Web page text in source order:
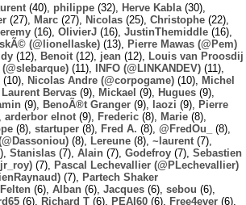
(40), philippe (32), Herve Kabla (30),
(27), Marc (27), Nicolas (25), Christophe (22),
(16), OlivierJ (16), JustinThemiddle (16),
(@lionellaske) (13),
Pierre Mawas (@Pem)
(12), Benoit (12), jean (12),
Louis van Proosdij
(11), INFO (@LINKANDEV) (11),
(10), Nicolas Andre (@corpogame) (10),
Michel
Laurent Bervas (9), Mickael (9), Hugues (9),
(9), BenoÃ®t Granger (9), laozi (9),
Pierre
arderbor elnot (9), Frederic (8), Marie (8),
(8), startuper (8), Fred A. (8), @FredOu_
(8),
(8), Lereune (8), ~laurent (7),
Stanislas (7), Alain (7), Godefroy (7), Sebastien
(7),
Pascal Lechevallier (@PLechevallier)
(7),
Partech Shaker
(6), Alban (6), Jacques (6), sebou (6),
(6), Richard T (6), PEAI60 (6), Free4ever (6),